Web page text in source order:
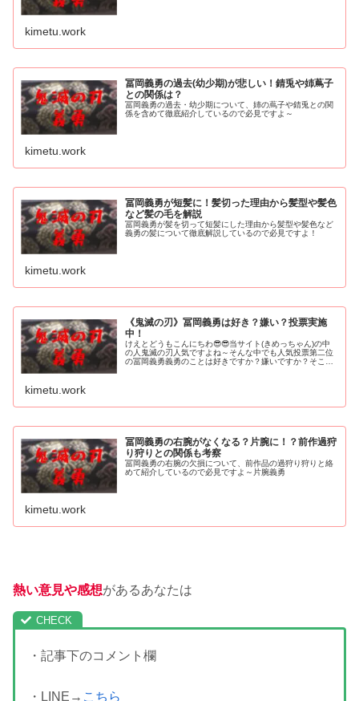
kimetu.work
冨岡義勇の過去(幼少期)が悲しい！錆兎や姉蔦子
との関係は？
冨岡義勇の過去・幼少期について、姉の蔦子や錆兎との関
係を含めて徹底紹介しているので必見ですよ～
kimetu.work
冨岡義勇が短髪に！髪切った理由から髪型や髪色
など髪の毛を解説
冨岡義勇が髪を切って短髪にした理由から髪型や髪色など
義勇の髪について徹底解説しているので必見ですよ！
kimetu.work
《鬼滅の刃》冨岡義勇は好き？嫌い？投票実施
中！
けえとどうもこんにちわ😎😎当サイト(きめっちゃん)の中
の人鬼滅の刃人気ですよね～そんな中でも人気投票第二位
の冨岡義勇義勇のことは好きですか？嫌いですか？そこで
kimetu.work
冨岡義勇の右腕がなくなる？片腕に！？前作過狩
り狩りとの関係も考察
冨岡義勇の右腕の欠損について、前作品の過狩り狩りと絡
めて紹介しているので必見ですよ～片腕義勇
kimetu.work
熱い意見や感想があるあなたは
・記事下のコメント欄
・LINE→ こちら